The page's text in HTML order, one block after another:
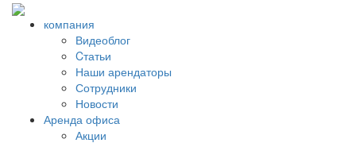
компания
Видеоблог
Cтатьи
Наши арендаторы
Сотрудники
Новости
Аренда офиса
Акции